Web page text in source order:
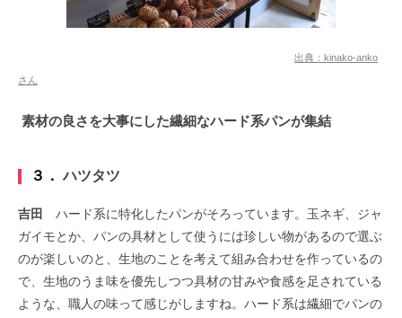
出典：kinako-anko
さん
素材の良さを大事にした繊細なハード系パンが集結
３．ハツタツ
吉田
ハード系に特化したパンがそろっています。玉ネギ、ジャ
ガイモとか、パンの具材として使うには珍しい物があるので選ぶ
のが楽しいのと、生地のことを考えて組み合わせを作っているの
で、生地のうま味を優先しつつ具材の甘みや食感を足されている
ような、職人の味って感じがしますね。ハード系は繊細でパンの